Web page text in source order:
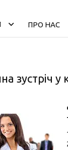
ПРО НАС
зустріч у